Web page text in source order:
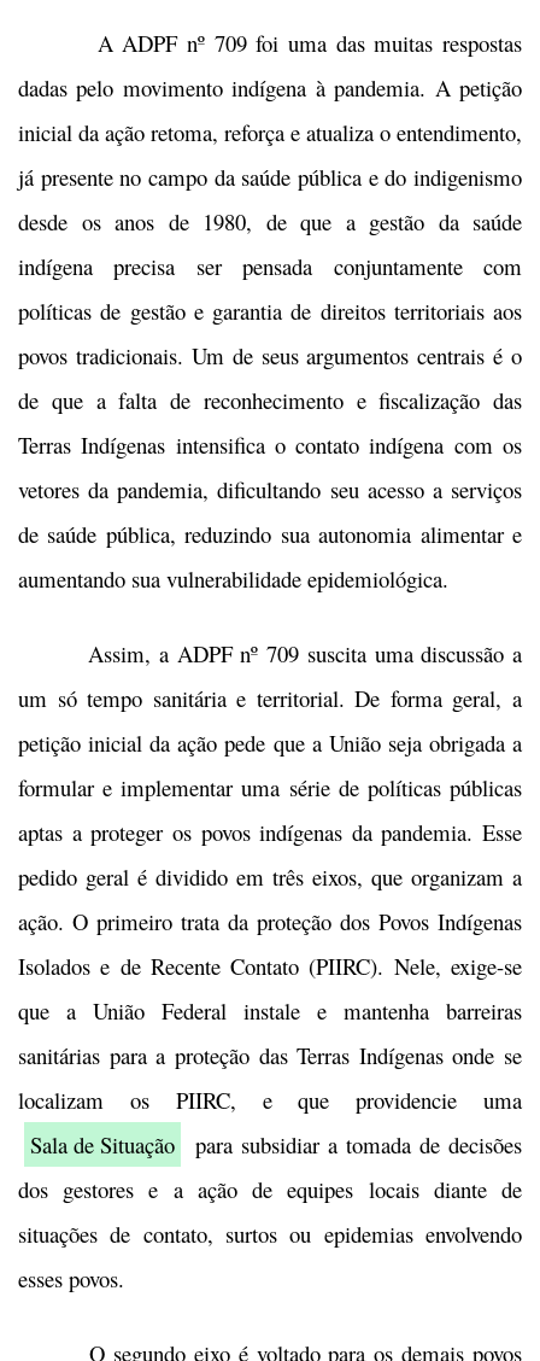
A ADPF nº 709 foi uma das muitas respostas
dadas pelo movimento indígena à pandemia. A petição
inicial da ação retoma, reforça e atualiza o entendimento,
já presente no campo da saúde pública e do indigenismo
desde os anos de 1980, de que a gestão da saúde
indígena precisa ser pensada conjuntamente com
políticas de gestão e garantia de direitos territoriais aos
povos tradicionais. Um de seus argumentos centrais é o
de que a falta de reconhecimento e fiscalização das
Terras Indígenas intensifica o contato indígena com os
vetores da pandemia, dificultando seu acesso a serviços
de saúde pública, reduzindo sua autonomia alimentar e
aumentando sua vulnerabilidade epidemiológica.
Assim, a ADPF nº 709 suscita uma discussão a
um só tempo sanitária e territorial. De forma geral, a
petição inicial da ação pede que a União seja obrigada a
formular e implementar uma série de políticas públicas
aptas a proteger os povos indígenas da pandemia. Esse
pedido geral é dividido em três eixos, que organizam a
ação. O primeiro trata da proteção dos Povos Indígenas
Isolados e de Recente Contato (PIIRC). Nele, exige-se
que a União Federal instale e mantenha barreiras
sanitárias para a proteção das Terras Indígenas onde se
localizam os PIIRC, e que providencie uma
Sala de Situação
para subsidiar a tomada de decisões
dos gestores e a ação de equipes locais diante de
situações de contato, surtos ou epidemias envolvendo
esses povos.
O segundo eixo é voltado para os demais povos